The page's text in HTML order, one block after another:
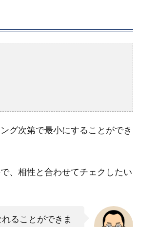
グ次第で最小にすることができ
、相性と合わせてチェクしたい
ることができま